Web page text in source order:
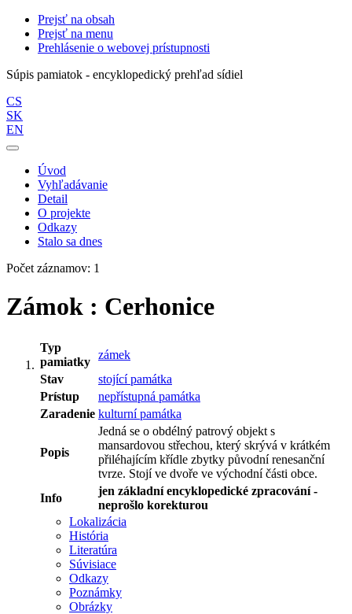
Prejsť na obsah
Prejsť na menu
Prehlásenie o webovej prístupnosti
Súpis pamiatok - encyklopedický prehľad sídiel
CS
SK
EN
Úvod
Vyhľadávanie
Detail
O projekte
Odkazy
Stalo sa dnes
Počet záznamov: 1
Zámok : Cerhonice
Typ
pamiatky
zámek
Stav
stojící památka
Prístup
nepřístupná památka
Zaradenie kulturní památka
Popis
Jedná se o obdélný patrový objekt s
mansardovou střechou, který skrývá v krátkém
přiléhajícím křídle zbytky původní renesanční
tvrze. Stojí ve dvoře ve východní části obce.
Info
jen základní encyklopedické zpracování -
neprošlo korekturou
Lokalizácia
História
Literatúra
Súvisiace
Odkazy
Poznámky
Obrázky